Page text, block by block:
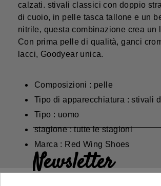
calzati. stivali classici con doppio
di cuoio, in pelle tasca tallone e un
nitrile, questa combinazione crea un
Con prima pelle di qualità, ganci
lacci, Goodyear unica.
Composizioni : pelle
Tipo di apparecchiatura : stivali
Tipo : uomo
stagione : tutte le stagioni
Marca : Red Wing Shoes
Newsletter